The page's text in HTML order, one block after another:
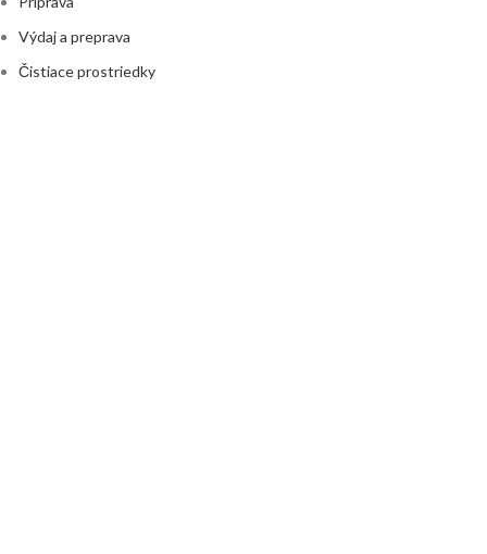
Výdaj a preprava
Čistiace prostriedky